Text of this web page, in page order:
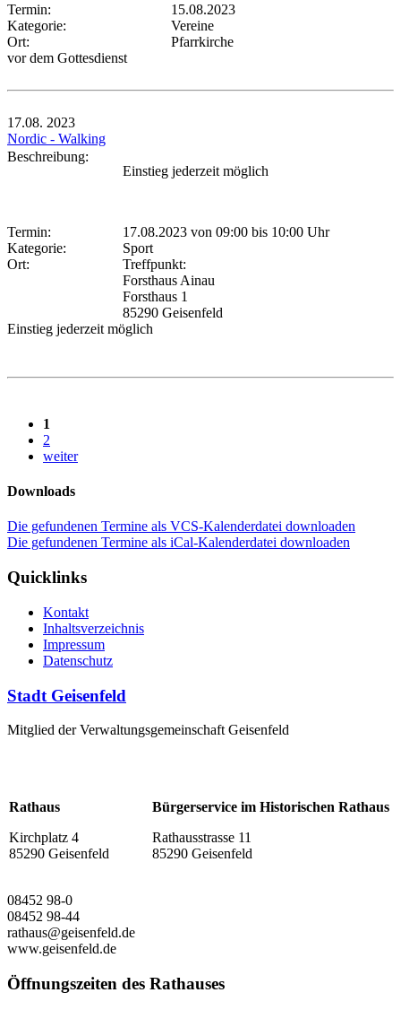
Termin:
15.08.2023
Kategorie:
Vereine
Ort:
Pfarrkirche
vor dem Gottesdienst
17.08. 2023
Nordic - Walking
Beschreibung:
Einstieg jederzeit möglich
Termin: 17.08.2023 von 09:00 bis 10:00 Uhr
Kategorie:
Sport
Ort:
Treffpunkt:
Forsthaus Ainau
Forsthaus 1
85290 Geisenfeld
Einstieg jederzeit möglich
1
2
weiter
Downloads
Die gefundenen Termine als VCS-Kalenderdatei downloaden
Die gefundenen Termine als iCal-Kalenderdatei downloaden
Quicklinks
Kontakt
Inhaltsverzeichnis
Impressum
Datenschutz
Stadt Geisenfeld
Mitglied der Verwaltungsgemeinschaft Geisenfeld
Rathaus
Kirchplatz 4
85290 Geisenfeld
Bürgerservice im Historischen Rathaus
Rathausstrasse 11
85290 Geisenfeld
08452 98-0
08452 98-44
rathaus@geisenfeld.de
www.geisenfeld.de
Öffnungszeiten des Rathauses